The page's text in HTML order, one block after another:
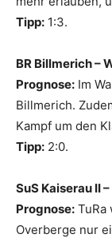
Tipp: 1:3.
BR Billmerich –
Prognose: Im
Billmerich.
Kampf um den
Tipp: 2:0.
SuS Kaiserau II
Prognose: TuRa
Overberge nur